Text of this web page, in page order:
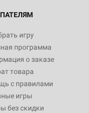
игру
программа
о заказе
товара
с правилами
игры
без скидки